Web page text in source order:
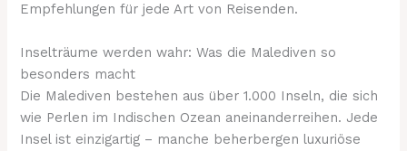
Empfehlungen für jede Art von Reisenden.
Inselträume werden wahr: Was die Malediven so
besonders macht
Die Malediven bestehen aus über 1.000 Inseln, die sich
wie Perlen im Indischen Ozean aneinanderreihen. Jede
Insel ist einzigartig – manche beherbergen luxuriöse